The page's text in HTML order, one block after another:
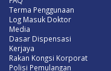
Terma Penggunaan
Log Masuk Doktor
Media
Dasar Dispensasi
Kerjaya
Rakan Kongsi Korporat
Polisi Pemulangan